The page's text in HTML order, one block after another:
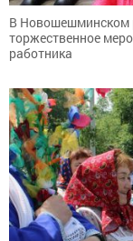
В Новошешминском
торжественное
работника